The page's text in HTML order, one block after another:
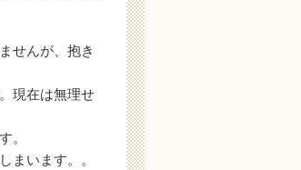
せんが、抱き
現在は無理せ
。
まいます。。